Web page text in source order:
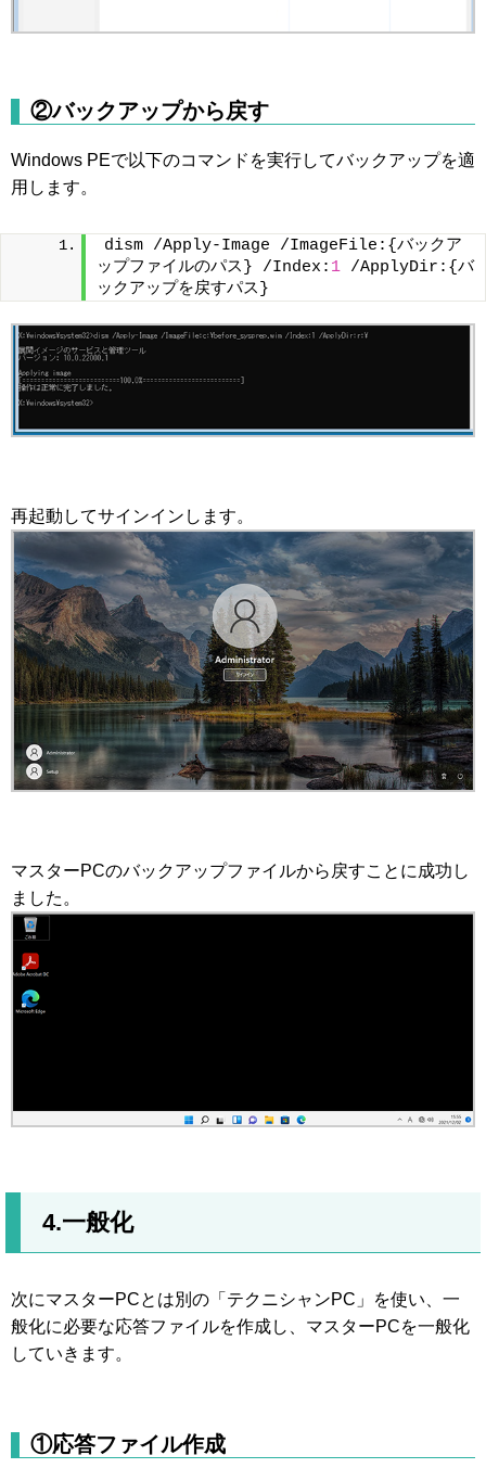
②バックアップから戻す
Windows PEで以下のコマンドを実行してバックアップを適
用します。
dism /Apply-Image /ImageFile:{バックア
ップファイルのパス} /Index: 1 /ApplyDir:{バ
ックアップを戻すパス}
再起動してサインインします。
マスターPCのバックアップファイルから戻すことに成功し
ました。
4.一般化
次にマスターPCとは別の「テクニシャンPC」を使い、一
般化に必要な応答ファイルを作成し、マスターPCを一般化
していきます。
①応答ファイル作成